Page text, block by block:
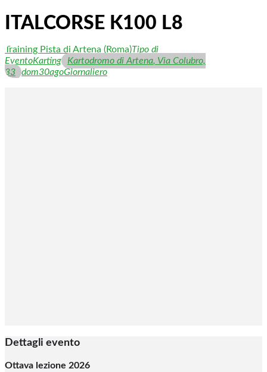
ITALCORSE K100 L8
Training Pista di Artena (Roma)Tipo di
EventoKarting Kartodromo di Artena, Via Colubro,
33
dom30agoGiornaliero
Dettagli evento
Ottava lezione 2026